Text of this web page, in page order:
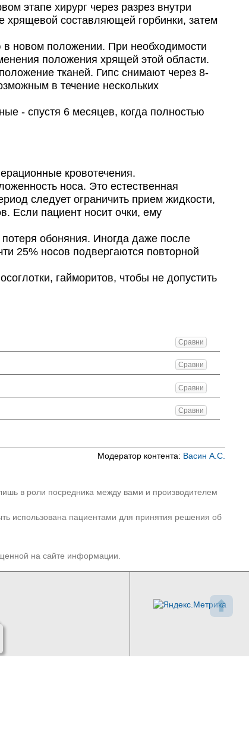
⬆
этапе хирург через разрез внутри
хрящевой составляющей горбинки, затем
новом положении. При необходимости
положения хрящей этой области.
тканей. Гипс снимают через 8-
в течение нескольких
- спустя 6 месяцев, когда полностью
кровотечения.
носа. Это естественная
следует ограничить прием жидкости,
Если пациент носит очки, ему
обоняния. Иногда даже после
25% носов подвергаются повторной
гайморитов, чтобы не допустить
Сравни
Сравни
Сравни
Сравни
Модератор контента: Васин А.С.
в роли посредника между вами и производителем
использована пациентами для принятия решения об
на сайте информации.